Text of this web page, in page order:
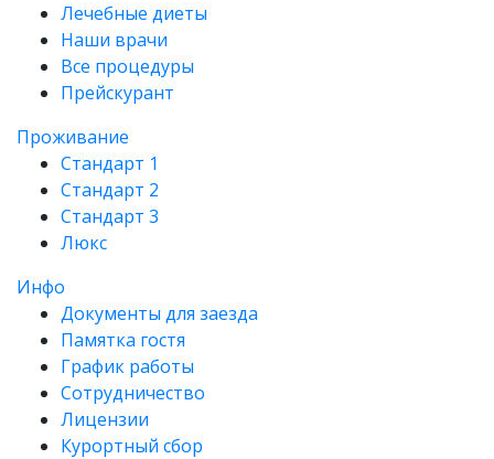
Лечебные диеты
Наши врачи
Все процедуры
Прейскурант
Проживание
Стандарт 1
Стандарт 2
Стандарт 3
Люкс
Инфо
Документы для заезда
Памятка гостя
График работы
Сотрудничество
Лицензии
Курортный сбор